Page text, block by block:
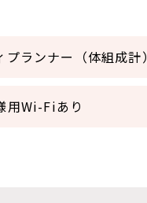
プランナー（体組成計）
用Wi-Fiあり